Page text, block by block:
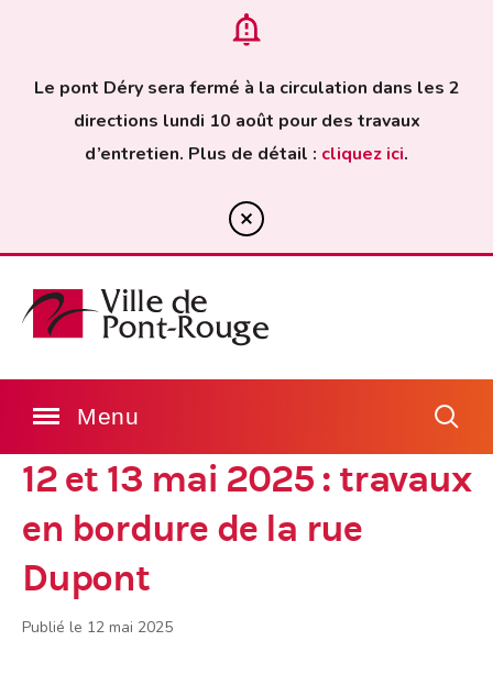
Le pont Déry sera fermé à la circulation dans les 2
directions lundi 10 août pour des travaux
d’entretien. Plus de détail : cliquez ici.
12 et 13 mai 2025 : travaux
en bordure de la rue
Dupont
Publié le 12 mai 2025